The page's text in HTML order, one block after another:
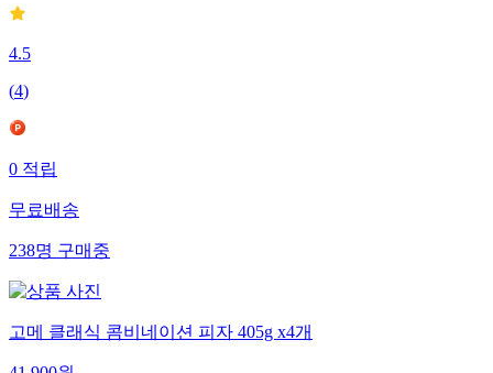
4.5
(4)
0 적립
무료배송
238명 구매중
고메 클래식 콤비네이션 피자 405g x4개